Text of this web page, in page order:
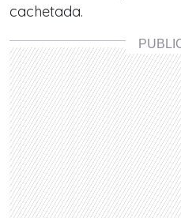
cachetada.